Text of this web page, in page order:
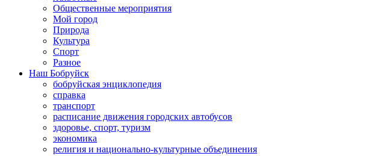
Общественные мероприятия
Мой город
Природа
Культура
Спорт
Разное
Наш Бобруйск
бобруйская энциклопедия
справка
транспорт
расписание движения городских автобусов
здоровье, спорт, туризм
экономика
религия и национально-культурные объединения